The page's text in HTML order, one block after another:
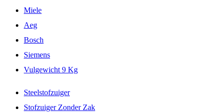
Miele
Aeg
Bosch
Siemens
Vulgewicht 9 Kg
Steelstofzuiger
Stofzuiger Zonder Zak